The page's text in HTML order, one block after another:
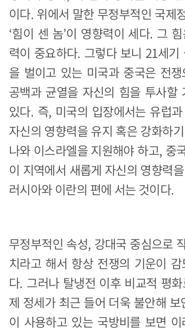
이다. 위에서 말한 무정부적인 국제
‘힘이 센 놈’이 영향력이 세다. 그
력이 중요하다. 그렇다 보니 21세기
을 벌이고 있는 미국과 중국은 전
공백과 균열을 자신의 힘을 투사할
있다. 즉, 미국의 입장에서는 유럽
자신의 영향력을 유지 혹은 강화하
나와 이스라엘을 지원해야 하고, 중
이 지역에서 새롭게 자신의 영향력
러시아와 이란의 편에 서는 것이다.
무정부적인 속성, 강대국 중심으로
치라고 해서 항상 전쟁의 기운이
다. 그러나 탈냉전 이후 비교적 평
제 정세가 최근 들어 더욱 불안해
이 사용하고 있는 국방비를 보면